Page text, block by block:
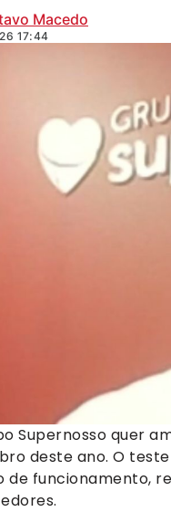
Macedo
17:44
Supernosso quer
deste ano. O
de funcionamento,